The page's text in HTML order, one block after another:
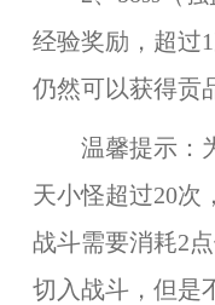
经验奖励，超过
仍然可以获得贡
温馨提示：
天小怪超过20次
战斗需要消耗2
切入战斗，但是